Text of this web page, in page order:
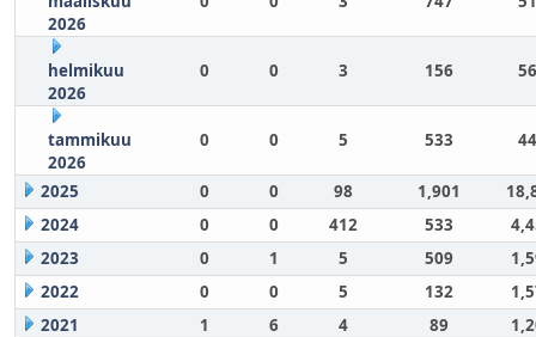
2026
helmikuu
2026
0 0 3 156
tammikuu
2026
0 0 5 533
2025 0 0 98 1,901
2024
0 0 412 533
2023
0 1 5 509
2022
0 0 5 132
2021
1 6 4 89